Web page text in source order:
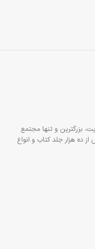
بزرگترین و تنها مجتمع
ده هزار جلد کتاب و انواع